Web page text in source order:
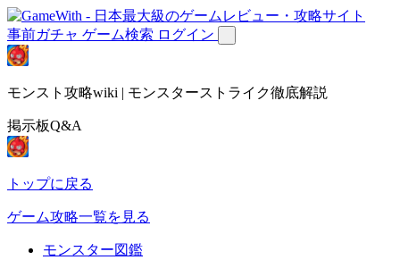
事前ガチャ ゲーム検索 ログイン
モンスト攻略wiki | モンスターストライク徹底解説
掲示板Q&A
トップに戻る
ゲーム攻略一覧を見る
モンスター図鑑